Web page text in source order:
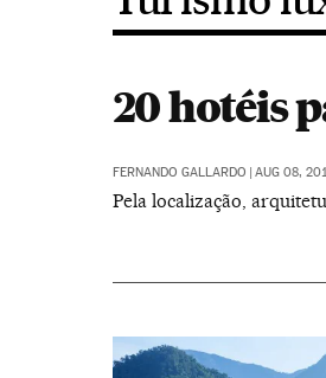
20 hotéis
FERNANDO GALLARDO | AUG 08,
Pela localização,